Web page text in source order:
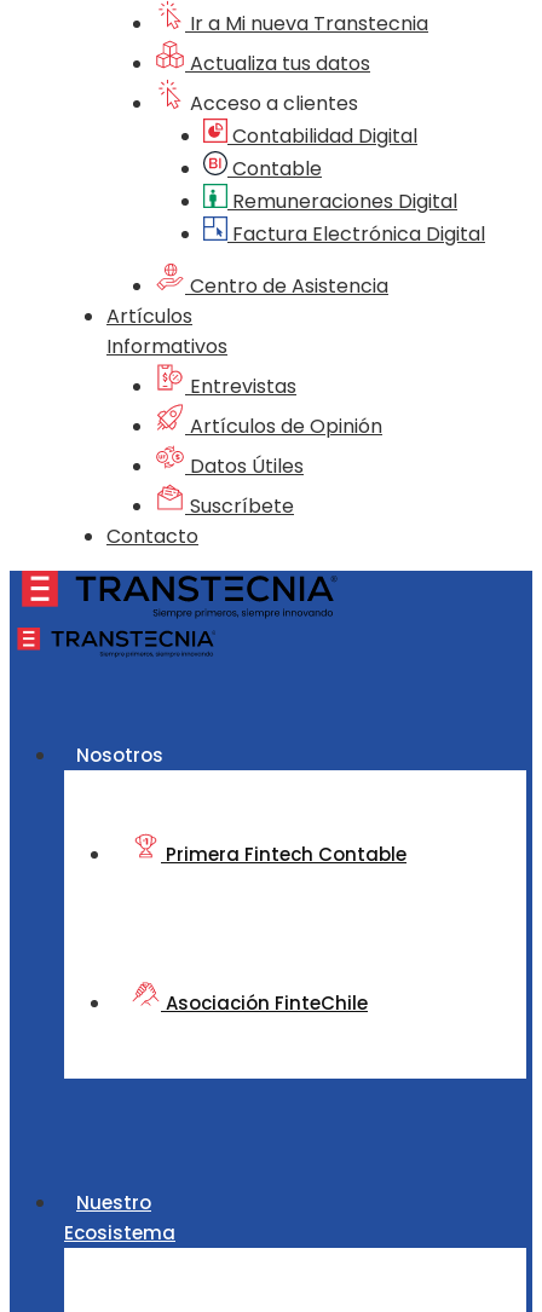
Ir a Mi nueva Transtecnia
Actualiza tus datos
Acceso a clientes
Contabilidad Digital
Contable
Remuneraciones Digital
Factura Electrónica Digital
Centro de Asistencia
Artículos
Informativos
Entrevistas
Artículos de Opinión
Datos Útiles
Suscríbete
Contacto
Nosotros
Primera Fintech Contable
Asociación FinteChile
Nuestro
Ecosistema